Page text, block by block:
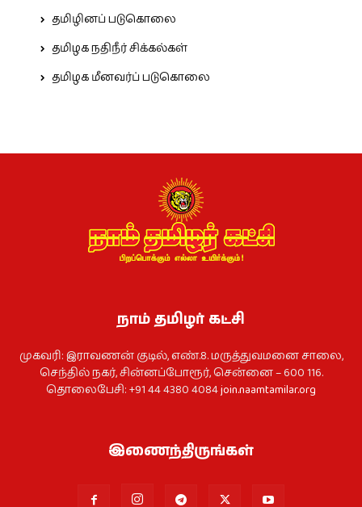
தமிழினப் படுகொலை
தமிழக நதிநீர் சிக்கல்கள்
தமிழக மீனவர்ப் படுகொலை
நாம் தமிழர் கட்சி
முகவரி: இராவணன் குடில், எண்.8. மருத்துவமனை சாலை,
செந்தில் நகர், சின்னப்போரூர், சென்னை – 600 116.
தொலைபேசி: +91 44 4380 4084join.naamtamilar.org
இணைந்திருங்கள்